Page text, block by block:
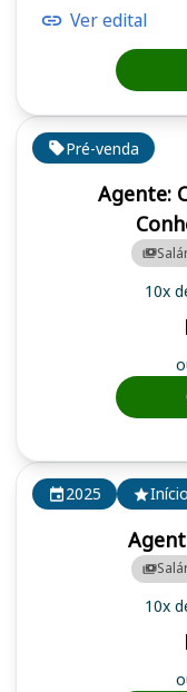
2025
10x
Pré-venda
Agente:
10x
Ver edital